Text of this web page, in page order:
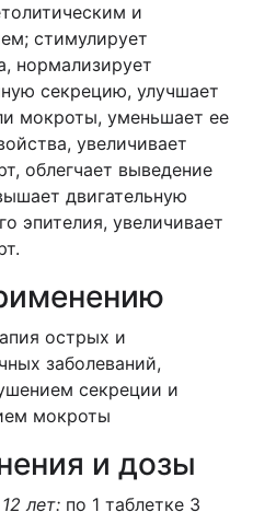
и
стимулирует
нормализирует
секрецию, улучшает
мокроты, уменьшает ее
увеличивает
облегчает выведение
двигательную
эпителия, увеличивает
острых и
заболеваний,
секреции и
мокроты
и дозы
лет: по 1 таблетке 3